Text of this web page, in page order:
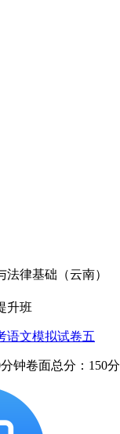
法律基础（云南）
升班
语文模拟试卷五
钟卷面总分：150分